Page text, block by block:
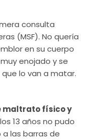
consulta
(MSF). No quería
en su cuerpo
enojado y se
lo van a matar.
maltrato físico y
13 años no pudo
las barras de